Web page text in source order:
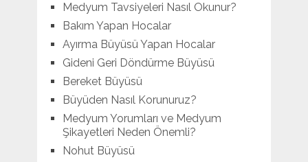
Medyum Tavsiyeleri Nasıl Okunur?
Bakım Yapan Hocalar
Ayırma Büyüsü Yapan Hocalar
Gideni Geri Döndürme Büyüsü
Bereket Büyüsü
Büyüden Nasıl Korunuruz?
Medyum Yorumları ve Medyum
Şikayetleri Neden Önemli?
Nohut Büyüsü